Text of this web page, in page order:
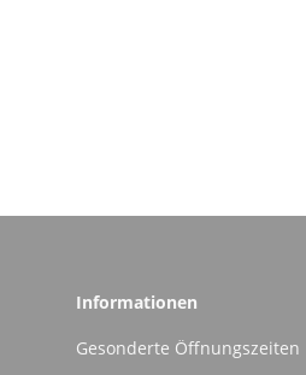
Informationen
Gesonderte Öffnungszeiten